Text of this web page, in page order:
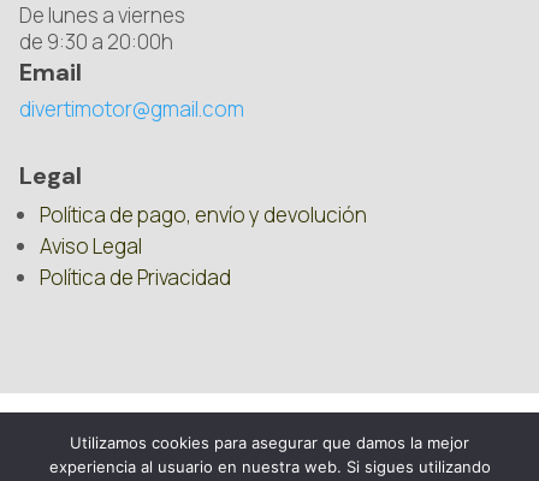
De lunes a viernes
de 9:30 a 20:00h
Email
divertimotor@gmail.com
Legal
Política de pago, envío y devolución
Aviso Legal
Política de Privacidad
Utilizamos cookies para asegurar que damos la mejor
experiencia al usuario en nuestra web. Si sigues utilizando